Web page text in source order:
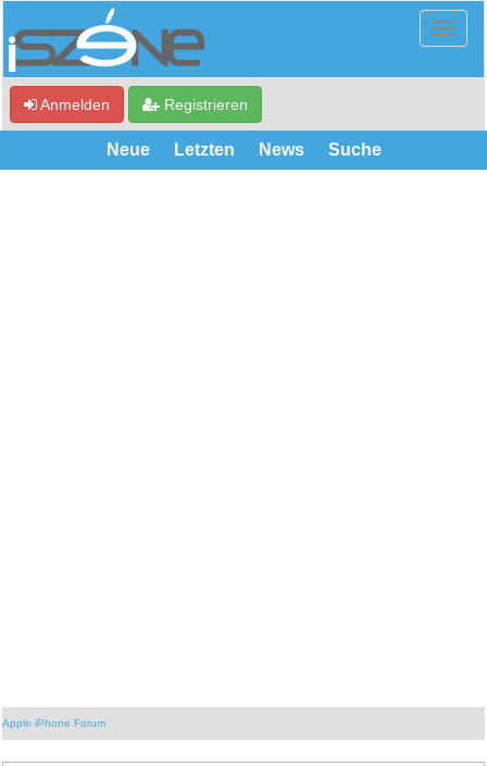
Anmelden Registrieren
Neue Letzten News Suche
Apple iPhone Forum